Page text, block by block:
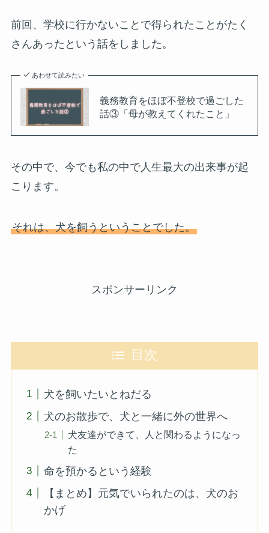
前回、学校に行かないことで得られたことがたく
さんあったという話をしました。
あわせて読みたい
義務教育をほぼ不登校で過ごした
話③「母が教えてくれたこと」
その中で、今でも私の中で人生最大の出来事が起
こります。
それは、犬を飼うということでした。
スポンサーリンク
目次
犬を飼いたいとねだる
犬のお散歩で、犬と一緒に外の世界へ
犬友達ができて、人と関わるようになっ
た
命を預かるという経験
【まとめ】元気でいられたのは、犬のお
かげ